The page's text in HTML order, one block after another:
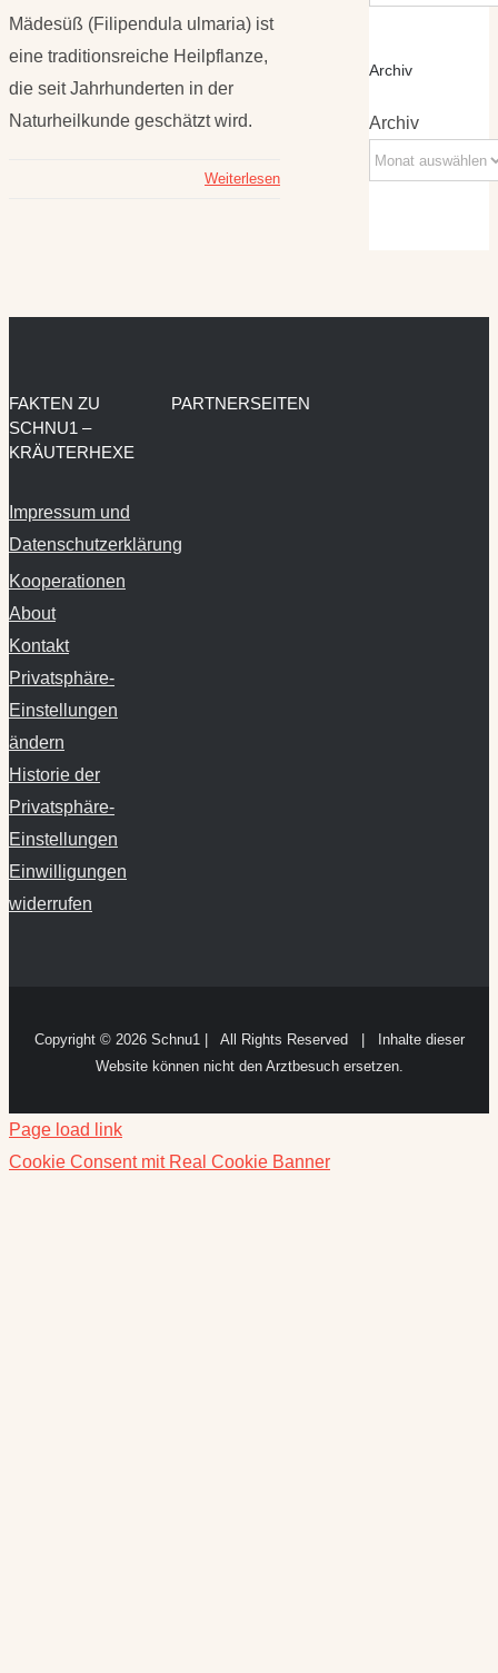
Mädesüß (Filipendula ulmaria) ist
eine traditionsreiche Heilpflanze,
die seit Jahrhunderten in der
Naturheilkunde geschätzt wird.
Weiterlesen
Archiv
Archiv
FAKTEN ZU
SCHNU1 –
KRÄUTERHEXE
Impressum und
Datenschutzerklärung
Kooperationen
About
Kontakt
Privatsphäre-
Einstellungen
ändern
Historie der
Privatsphäre-
Einstellungen
Einwilligungen
widerrufen
PARTNERSEITEN
Copyright © 2026 Schnu1 | All Rights Reserved | Inhalte dieser
Website können nicht den Arztbesuch ersetzen.
Page load link
Cookie Consent mit Real Cookie Banner